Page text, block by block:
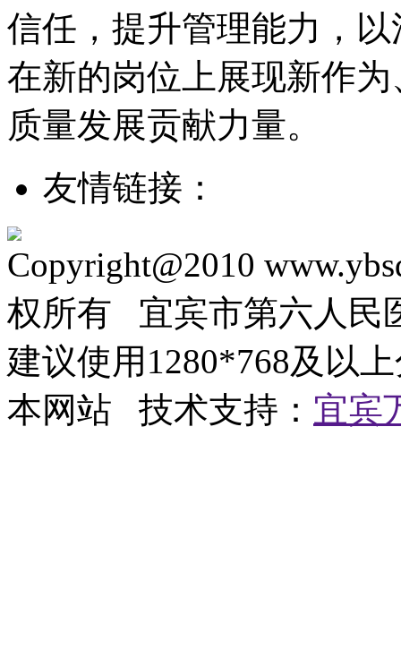
信任，提升管理能力，
在新的岗位上展现新作
质量发展贡献力量。
友情链接：
Copyright@2010
权所有 宜宾市第六人
建议使用1280*768及以
本网站 技术支持： 宜宾